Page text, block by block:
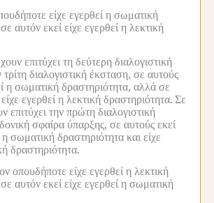
είχε εγερθεί η σωματική
αυτόν εκεί είχε εγερθεί η λεκτική
επιτύχει τη δεύτερη διαλογιστική
διαλογιστική έκσταση, σε αυτούς
η σωματική δραστηριότητα, αλλά σε
εγερθεί η λεκτική δραστηριότητα. Σε
επιτύχει την πρώτη διαλογιστική
σφαίρα ύπαρξης, σε αυτούς εκεί
η σωματική δραστηριότητα και είχε
δραστηριότητα.
οπουδήποτε είχε εγερθεί η λεκτική
αυτόν εκεί είχε εγερθεί η σωματική